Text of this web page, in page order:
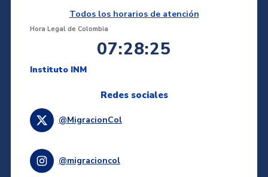
Todos los horarios de atención
Hora Legal de Colombia
07:28:25
Instituto INM
Redes sociales
@MigracionCol
@migracioncol